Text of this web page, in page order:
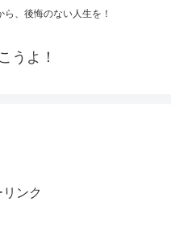
、後悔のない人生を！
うよ！
ンク